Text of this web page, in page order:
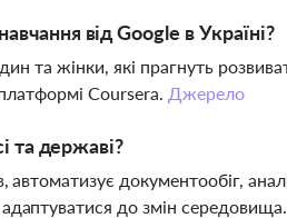
від Google в Україні?
та жінки, які прагнуть
Coursera. Джерело
та державі?
документообіг,
до змін середовища.